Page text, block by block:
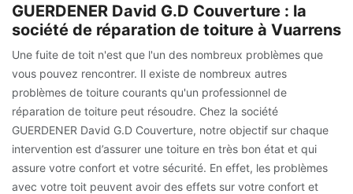
GUERDENER David G.D Couverture : la
société de réparation de toiture à Vuarrens
Une fuite de toit n'est que l'un des nombreux problèmes que
vous pouvez rencontrer. Il existe de nombreux autres
problèmes de toiture courants qu'un professionnel de
réparation de toiture peut résoudre. Chez la société
GUERDENER David G.D Couverture, notre objectif sur chaque
intervention est d’assurer une toiture en très bon état et qui
assure votre confort et votre sécurité. En effet, les problèmes
avec votre toit peuvent avoir des effets sur votre confort et